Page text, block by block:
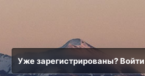
Уже зарегистрированы? Войти